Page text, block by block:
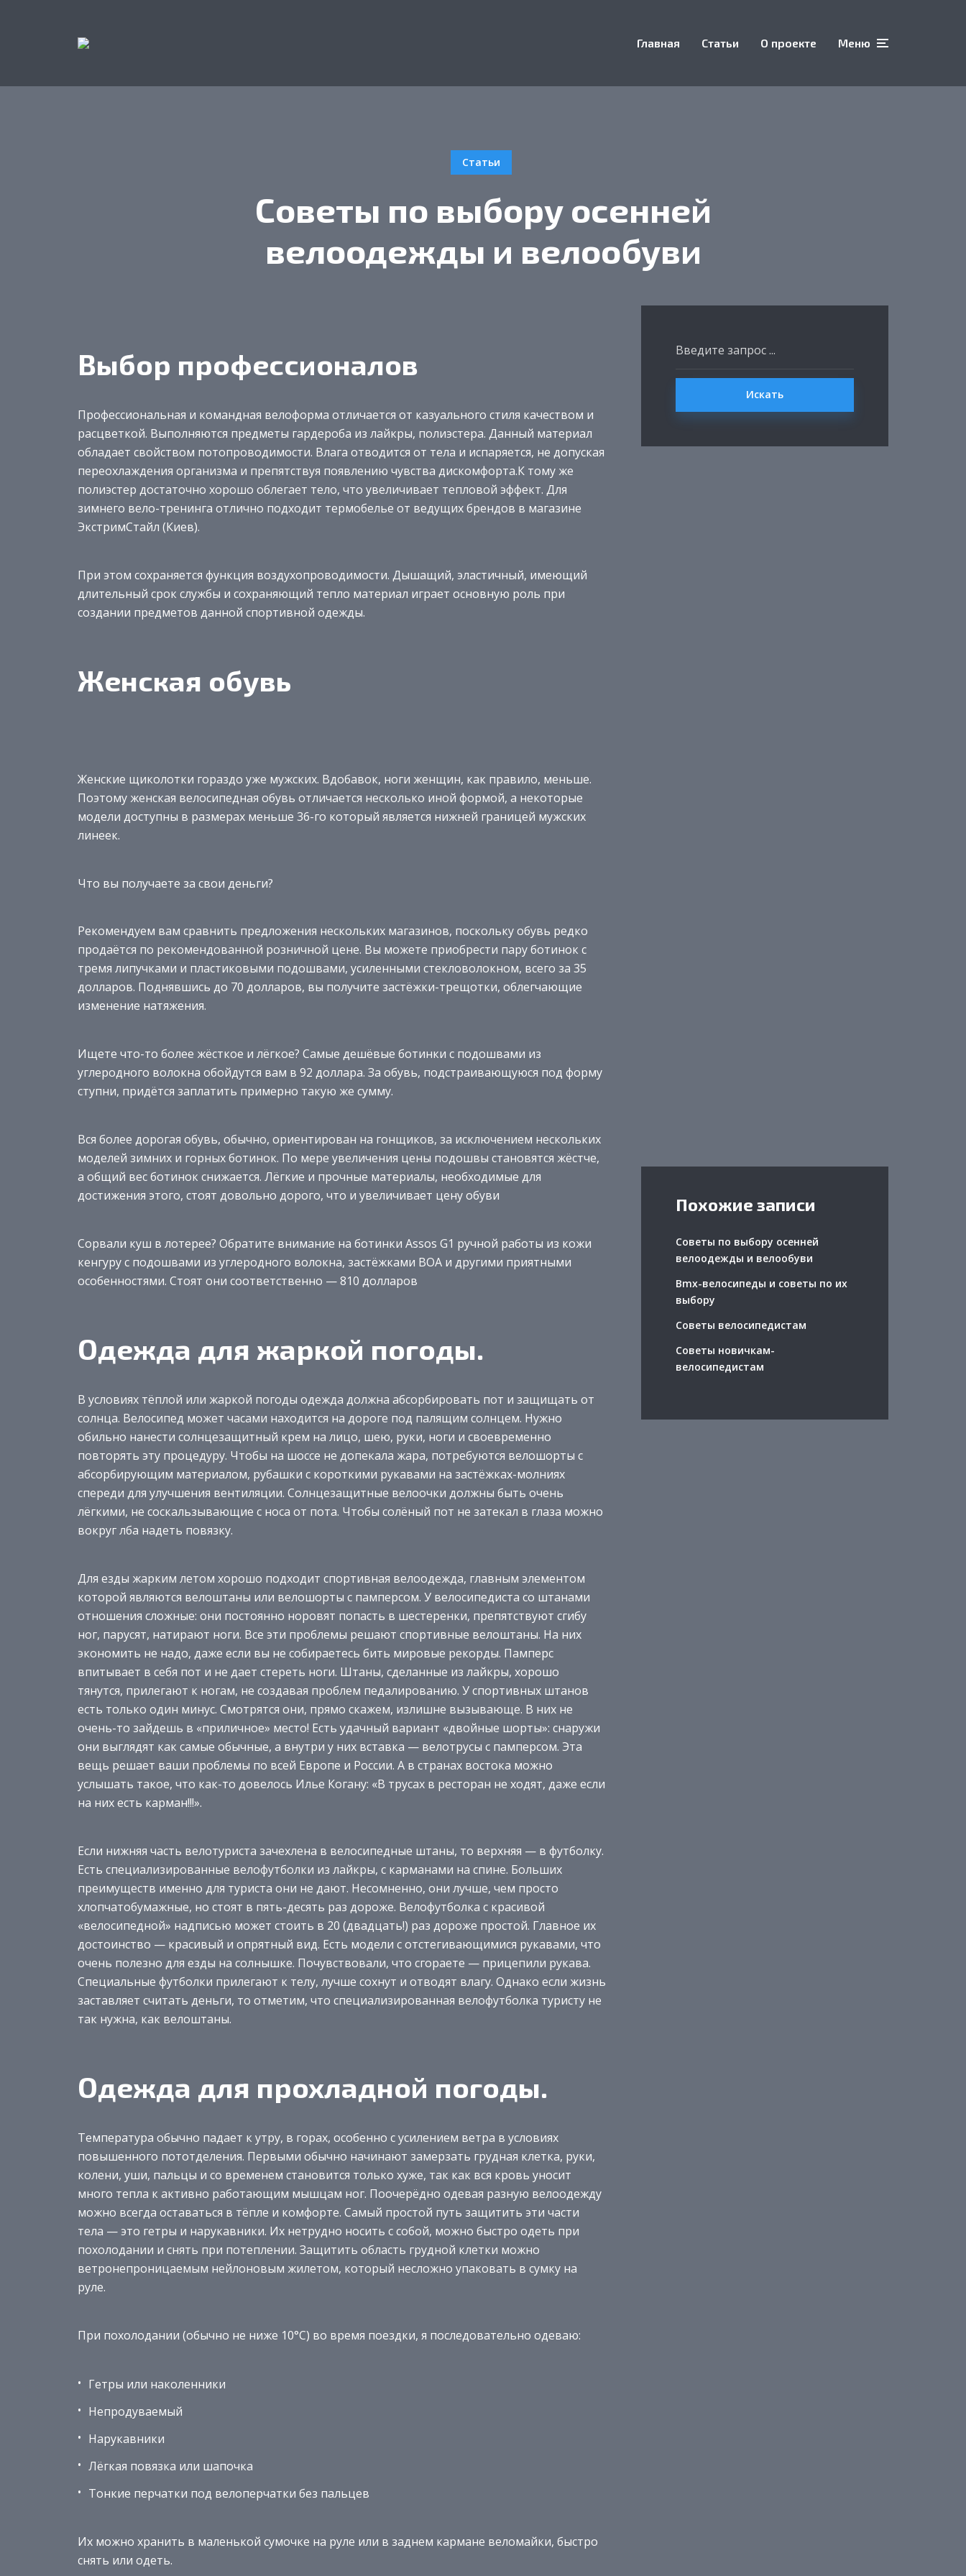
Главная Статьи О проекте Меню
Статьи
Советы по выбору осенней
велоодежды и велообуви
Выбор профессионалов
Профессиональная и командная велоформа отличается от казуального стиля качеством и
расцветкой. Выполняются предметы гардероба из лайкры, полиэстера. Данный материал
обладает свойством потопроводимости. Влага отводится от тела и испаряется, не допуская
переохлаждения организма и препятствуя появлению чувства дискомфорта.К тому же
полиэстер достаточно хорошо облегает тело, что увеличивает тепловой эффект. Для
зимнего вело-тренинга отлично подходит термобелье от ведущих брендов в магазине
ЭкстримСтайл (Киев).
При этом сохраняется функция воздухопроводимости. Дышащий, эластичный, имеющий
длительный срок службы и сохраняющий тепло материал играет основную роль при
создании предметов данной спортивной одежды.
Женская обувь
Женские щиколотки гораздо уже мужских. Вдобавок, ноги женщин, как правило, меньше.
Поэтому женская велосипедная обувь отличается несколько иной формой, а некоторые
модели доступны в размерах меньше 36-го который является нижней границей мужских
линеек.
Что вы получаете за свои деньги?
Рекомендуем вам сравнить предложения нескольких магазинов, поскольку обувь редко
продаётся по рекомендованной розничной цене. Вы можете приобрести пару ботинок с
тремя липучками и пластиковыми подошвами, усиленными стекловолокном, всего за 35
долларов. Поднявшись до 70 долларов, вы получите застёжки-трещотки, облегчающие
изменение натяжения.
Ищете что-то более жёсткое и лёгкое? Самые дешёвые ботинки с подошвами из
углеродного волокна обойдутся вам в 92 доллара. За обувь, подстраивающуюся под форму
ступни, придётся заплатить примерно такую же сумму.
Вся более дорогая обувь, обычно, ориентирован на гонщиков, за исключением нескольких
моделей зимних и горных ботинок. По мере увеличения цены подошвы становятся жёстче,
а общий вес ботинок снижается. Лёгкие и прочные материалы, необходимые для
достижения этого, стоят довольно дорого, что и увеличивает цену обуви
Сорвали куш в лотерее? Обратите внимание на ботинки Assos G1 ручной работы из кожи
кенгуру с подошвами из углеродного волокна, застёжками BOA и другими приятными
особенностями. Стоят они соответственно — 810 долларов
Одежда для жаркой погоды.
В условиях тёплой или жаркой погоды одежда должна абсорбировать пот и защищать от
солнца. Велосипед может часами находится на дороге под палящим солнцем. Нужно
обильно нанести солнцезащитный крем на лицо, шею, руки, ноги и своевременно
повторять эту процедуру. Чтобы на шоссе не допекала жара, потребуются велошорты с
абсорбирующим материалом, рубашки с короткими рукавами на застёжках-молниях
спереди для улучшения вентиляции. Солнцезащитные велоочки должны быть очень
лёгкими, не соскальзывающие с носа от пота. Чтобы солёный пот не затекал в глаза можно
вокруг лба надеть повязку.
Для езды жарким летом хорошо подходит спортивная велоодежда, главным элементом
которой являются велоштаны или велошорты с памперсом. У велосипедиста со штанами
отношения сложные: они постоянно норовят попасть в шестеренки, препятствуют сгибу
ног, парусят, натирают ноги. Все эти проблемы решают спортивные велоштаны. На них
экономить не надо, даже если вы не собираетесь бить мировые рекорды. Памперс
впитывает в себя пот и не дает стереть ноги. Штаны, сделанные из лайкры, хорошо
тянутся, прилегают к ногам, не создавая проблем педалированию. У спортивных штанов
есть только один минус. Смотрятся они, прямо скажем, излишне вызывающе. В них не
очень-то зайдешь в «приличное» место! Есть удачный вариант «двойные шорты»: снаружи
они выглядят как самые обычные, а внутри у них вставка — велотрусы с памперсом. Эта
вещь решает ваши проблемы по всей Европе и России. А в странах востока можно
услышать такое, что как-то довелось Илье Когану: «В трусах в ресторан не ходят, даже если
на них есть карман!!!».
Если нижняя часть велотуриста зачехлена в велосипедные штаны, то верхняя — в футболку.
Есть специализированные велофутболки из лайкры, с карманами на спине. Больших
преимуществ именно для туриста они не дают. Несомненно, они лучше, чем просто
хлопчатобумажные, но стоят в пять-десять раз дороже. Велофутболка с красивой
«велосипедной» надписью может стоить в 20 (двадцать!) раз дороже простой. Главное их
достоинство — красивый и опрятный вид. Есть модели с отстегивающимися рукавами, что
очень полезно для езды на солнышке. Почувствовали, что сгораете — прицепили рукава.
Специальные футболки прилегают к телу, лучше сохнут и отводят влагу. Однако если жизнь
заставляет считать деньги, то отметим, что специализированная велофутболка туристу не
так нужна, как велоштаны.
Одежда для прохладной погоды.
Температура обычно падает к утру, в горах, особенно с усилением ветра в условиях
повышенного пототделения. Первыми обычно начинают замерзать грудная клетка, руки,
колени, уши, пальцы и со временем становится только хуже, так как вся кровь уносит
много тепла к активно работающим мышцам ног. Поочерёдно одевая разную велоодежду
можно всегда оставаться в тёпле и комфорте. Самый простой путь защитить эти части
тела — это гетры и нарукавники. Их нетрудно носить с собой, можно быстро одеть при
похолодании и снять при потеплении. Защитить область грудной клетки можно
ветронепроницаемым нейлоновым жилетом, который несложно упаковать в сумку на
руле.
При похолодании (обычно не ниже 10°C) во время поездки, я последовательно одеваю:
Гетры или наколенники
Непродуваемый
Нарукавники
Лёгкая повязка или шапочка
Тонкие перчатки под велоперчатки без пальцев
Их можно хранить в маленькой сумочке на руле или в заднем кармане веломайки, быстро
снять или одеть.
Искать
Похожие записи
Советы по выбору осенней
велоодежды и велообуви
Bmx-велосипеды и советы по их
выбору
Советы велосипедистам
Советы новичкам-
велосипедистам